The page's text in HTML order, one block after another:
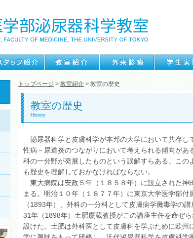
トップページ > 教室紹介 > 教室の歴史
教室の歴史
History
泌尿器科学と皮膚科学が本邦の大学において共存し
性病－尿道炎のつながりにおいて考えられる傾向があ
科の一分野が発展したものという誤解すらある。この
も歴史を理解しておかなければならない。
東大病院は安政５年（１８５８年）に設立された神
まる。明治１０年（１８７７年）に東京大学医学部付
（1893年）、外科の一分科として皮膚病学黴毒学の
31年（1898年）土肥慶蔵教授がこの講座主任を命ぜ
設けた。土肥は外科医として皮膚科を学ぶために欧州